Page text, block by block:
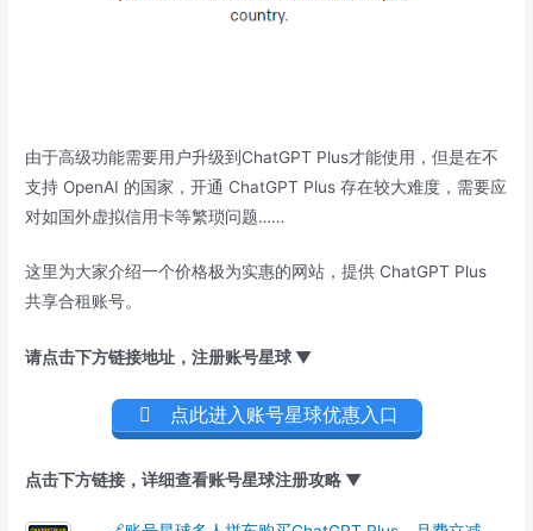
由于高级功能需要用户升级到ChatGPT Plus才能使用，但是在不
支持 OpenAI 的国家，开通 ChatGPT Plus 存在较大难度，需要应
对如国外虚拟信用卡等繁琐问题……
这里为大家介绍一个价格极为实惠的网站，提供 ChatGPT Plus
共享合租账号。
请点击下方链接地址，注册账号星球 ▼
点此进入账号星球优惠入口
点击下方链接，详细查看账号星球注册攻略 ▼